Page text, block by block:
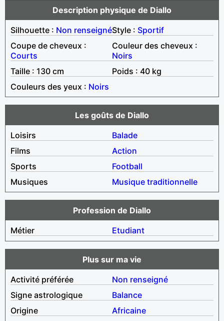
Description physique de Diallo
Silhouette : Non renseignéStyle : Sportif
Coupe de cheveux :
Courts
Couleur des cheveux :
Noirs
Taille : 130 cm
Poids : 40 kg
Couleurs des yeux : Noirs
Les goûts de Diallo
Loisirs
Balade
Films
Action
Sports
Football
Musiques
Musique traditionnelle
Profession de Diallo
Métier
Etudiant
Plus sur ma vie
Activité préférée
Non renseigné
Signe astrologique
Balance
Origine
Africaine